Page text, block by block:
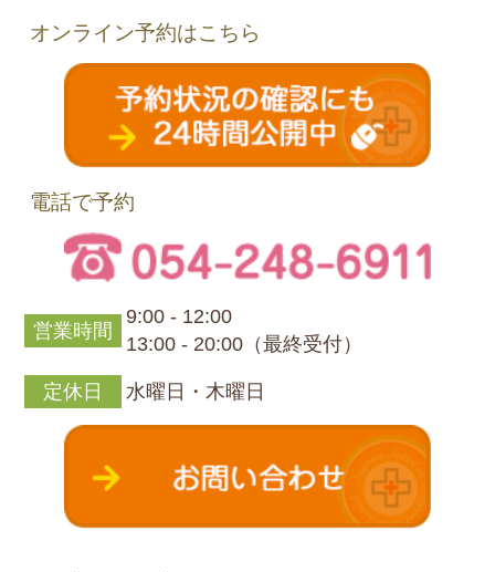
オンライン予約はこちら
電話で予約
営業時間
9:00 - 12:00
13:00 - 20:00（最終受付）
定休日 水曜日・木曜日